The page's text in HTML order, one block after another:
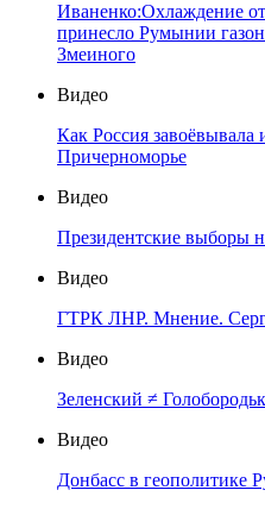
Иваненко:Охлаждение
принесло Румынии
Змеиного
Видео
Как Россия завоёвывала
Причерноморье
Видео
Президентские выборы
Видео
ГТРК ЛНР. Мнение.
Видео
Зеленский ≠
Видео
Донбасс в геополитике